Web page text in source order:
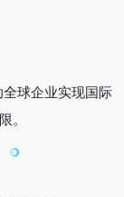
球企业实现国际
。